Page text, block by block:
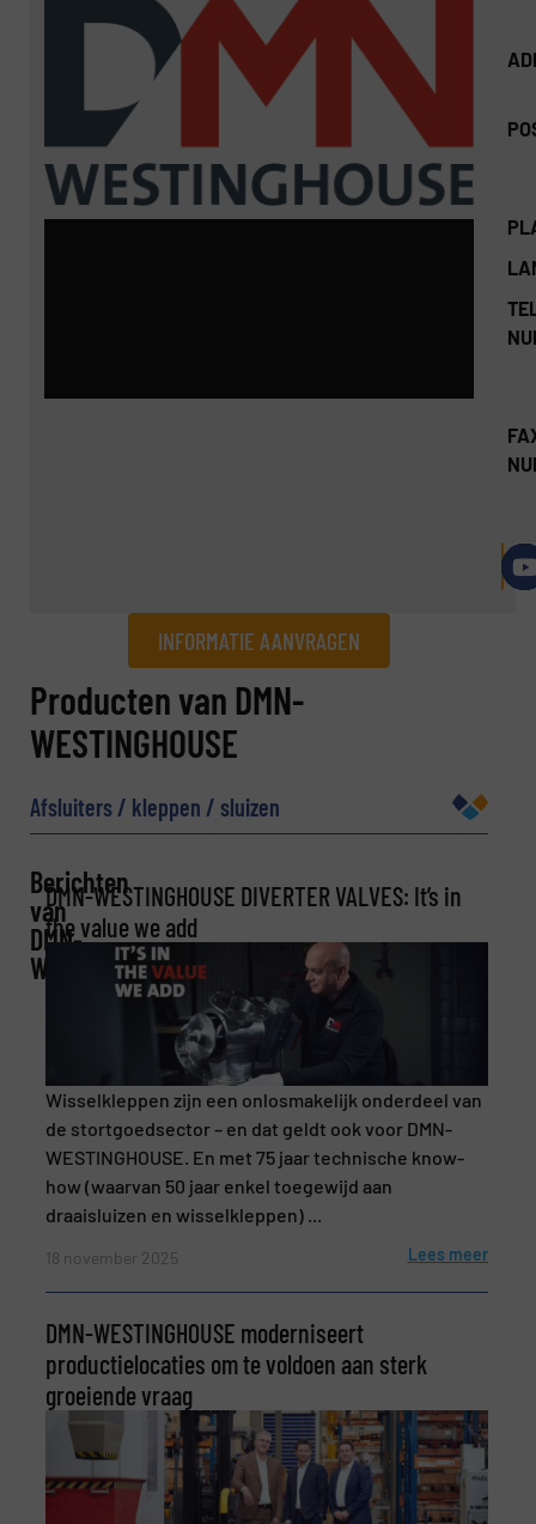
INFORMATIE AANVRAGEN
Informatie aanvragen
Naam(Vereist)
E-mail (Vereist)
Telefoonnummer
Onderwerp(Vereist)
Bericht(Vereist)
Producten van DMN-
WESTINGHOUSE
Afsluiters / kleppen / sluizen
Berichten
van
DMN-
WESTINGHOUSE
DMN-WESTINGHOUSE DIVERTER VALVES: It’s in
the value we add
Wisselkleppen zijn een onlosmakelijk onderdeel van
de stortgoedsector – en dat geldt ook voor DMN-
WESTINGHOUSE. En met 75 jaar technische know-
how (waarvan 50 jaar enkel toegewijd aan
draaisluizen en wisselkleppen) ...
18 november 2025 Lees meer
DMN-WESTINGHOUSE moderniseert
productielocaties om te voldoen aan sterk
groeiende vraag